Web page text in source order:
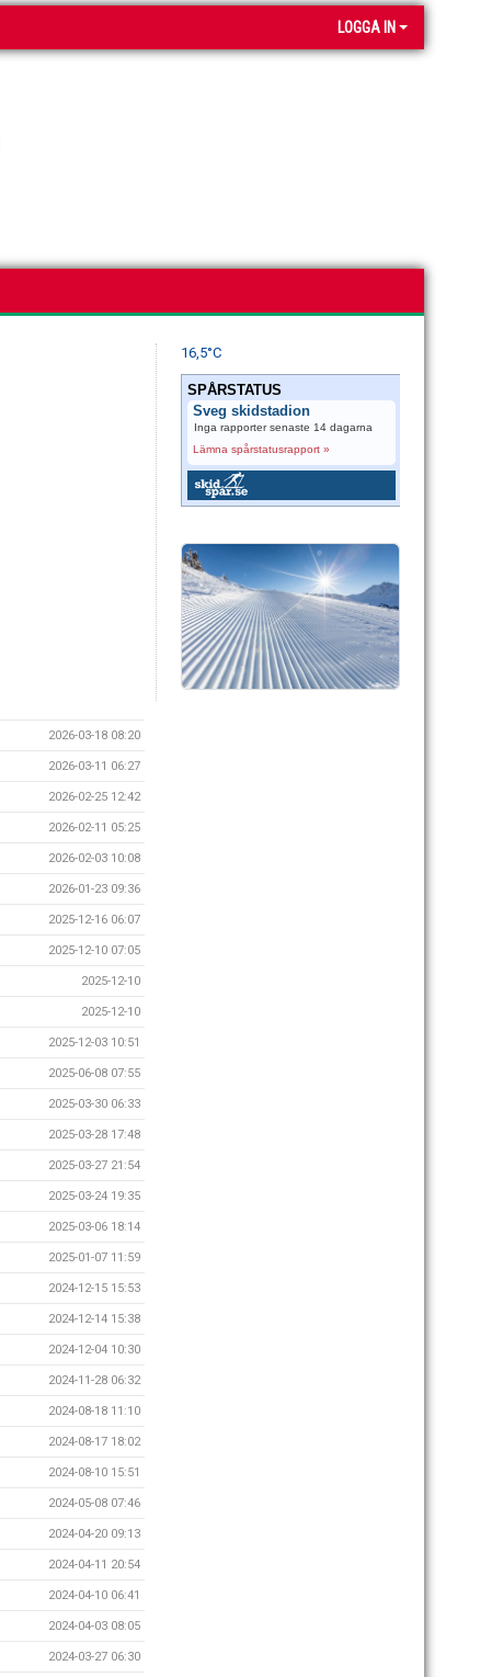
LOGGA IN
2026-03-18 08:20
2026-03-11 06:27
2026-02-25 12:42
2026-02-11 05:25
2026-02-03 10:08
2026-01-23 09:36
2025-12-16 06:07
2025-12-10 07:05
2025-12-10
2025-12-10
2025-12-03 10:51
2025-06-08 07:55
2025-03-30 06:33
2025-03-28 17:48
2025-03-27 21:54
2025-03-24 19:35
2025-03-06 18:14
2025-01-07 11:59
2024-12-15 15:53
2024-12-14 15:38
2024-12-04 10:30
2024-11-28 06:32
2024-08-18 11:10
2024-08-17 18:02
2024-08-10 15:51
2024-05-08 07:46
2024-04-20 09:13
2024-04-11 20:54
2024-04-10 06:41
2024-04-03 08:05
2024-03-27 06:30
16,5°C
SPÅRSTATUS
Sveg skidstadion
Inga rapporter senaste 14 dagarna
Lämna spårstatusrapport »